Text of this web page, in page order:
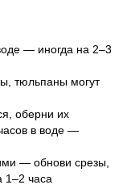
— иногда на 2–3
тюльпаны могут
оберни их
в воде —
— обнови срезы,
1–2 часа